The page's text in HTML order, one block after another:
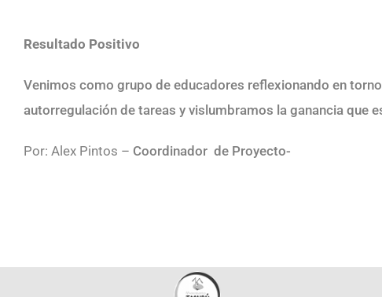
Resultado Positivo
Venimos como grupo de educadores reflexionando en
autorregulación de tareas y vislumbramos la ganancia que
Por: Alex Pintos – Coordinador de Proyecto-